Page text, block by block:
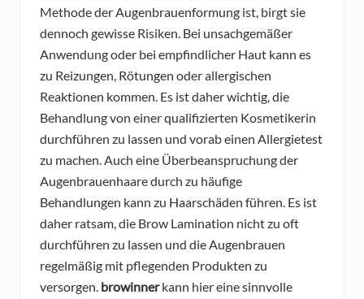
Methode der Augenbrauenformung ist, birgt sie
dennoch gewisse Risiken. Bei unsachgemäßer
Anwendung oder bei empfindlicher Haut kann es
zu Reizungen, Rötungen oder allergischen
Reaktionen kommen. Es ist daher wichtig, die
Behandlung von einer qualifizierten Kosmetikerin
durchführen zu lassen und vorab einen Allergietest
zu machen. Auch eine Überbeanspruchung der
Augenbrauenhaare durch zu häufige
Behandlungen kann zu Haarschäden führen. Es ist
daher ratsam, die Brow Lamination nicht zu oft
durchführen zu lassen und die Augenbrauen
regelmäßig mit pflegenden Produkten zu
versorgen. browinnerkann hier eine sinnvolle